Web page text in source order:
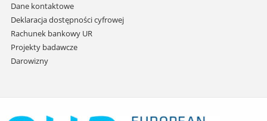
Dane kontaktowe
Deklaracja dostępności cyfrowej
Rachunek bankowy UR
Projekty badawcze
Darowizny